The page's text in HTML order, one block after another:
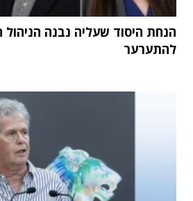
הנחת היסוד שעליה נבנה הניהול
להתערער